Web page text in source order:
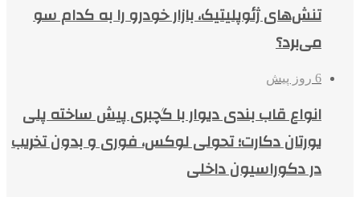
تنش‌های ژئوپلیتیک، بازار خودرو را به کدام سو
می‌برد؟
6 روز پیش
انواع قاب بندی دیوار با گچبری پیش ساخته پلی
یورتان دکارت؛ تحولی لوکس، فوری و بدون تخریب
در دکوراسیون داخلی